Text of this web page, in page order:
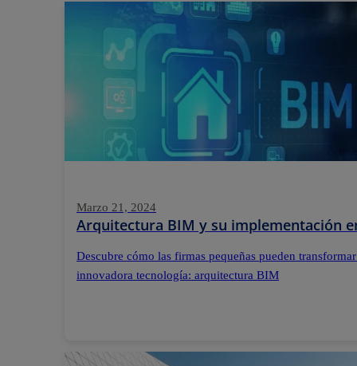
Marzo 21, 2024
Arquitectura BIM y su implementación
Descubre cómo las firmas pequeñas pueden
innovadora tecnología: arquitectura BIM